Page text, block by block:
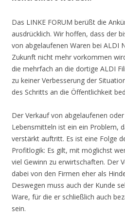
Das LINKE FORUM berüßt die
ausdrücklich. Wir hoffen, dass der
von abgelaufenen Waren bei ALDI
Zukunft nicht mehr vorkommen
die mehrfach an die dortige ALDI
zu keiner Verbesserung der
des Schritts an die Öffentlichkeit
Der Verkauf von abgelaufenen
Lebensmitteln ist ein ein Problem,
verstärkt auftritt. Es ist eine Folge
Profitlogik: Es gilt, mit möglichst
viel Gewinn zu erwirtschaften. Der
dabei von den Firmen eher als
Deswegen muss auch der Kunde
Ware, für die er schließlich auch
sein.